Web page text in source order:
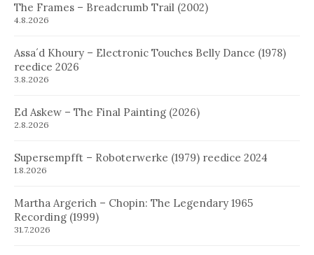
The Frames – Breadcrumb Trail (2002)
4.8.2026
Assa´d Khoury – Electronic Touches Belly Dance (1978)
reedice 2026
3.8.2026
Ed Askew – The Final Painting (2026)
2.8.2026
Supersempfft – Roboterwerke (1979) reedice 2024
1.8.2026
Martha Argerich – Chopin: The Legendary 1965
Recording (1999)
31.7.2026